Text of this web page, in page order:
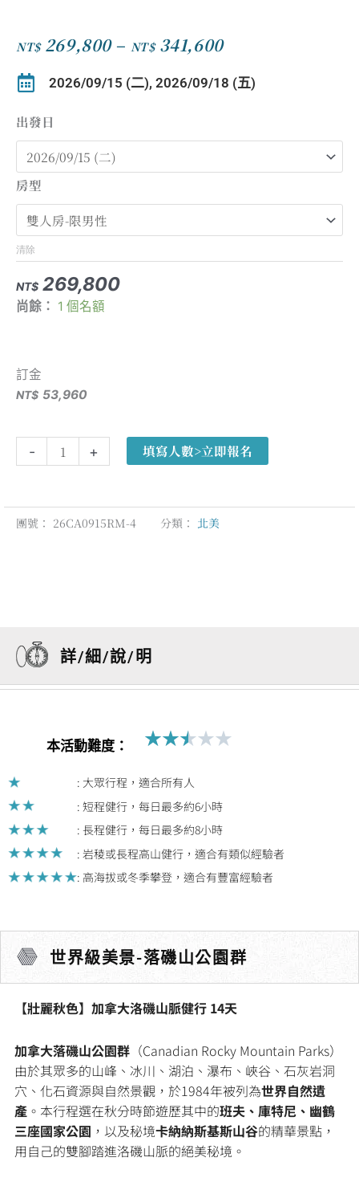
NT$ 269,800 – NT$ 341,600價
格
範
NT$269,800
NT$341,600
2026/09/15 (二), 2026/09/18 (五)
出發日
房型
清除
NT$ 269,800
尚餘： 1 個名額
訂金
NT$ 53,960
-
【壯
麗
秋
色】
加
拿
大
洛
磯
山
行
+ 填寫人數>立即報名
團號： 26CA0915RM-4 分類： 北美
詳/細/說/明
本活動難度： ★★★★★
: 大眾行程，適合所有人
: 短程健行，每日最多約6小時
: 長程健行，每日最多約8小時
: 岩稜或長程高山健行，適合有類似經驗者
: 高海拔或冬季攀登，適合有豐富經驗者
世界級美景-落磯山公園群
【壯麗秋色】加拿大洛磯山脈健行 14天
加拿大落磯山公園群 （Canadian Rocky Mountain Parks）
由於其眾多的山峰、冰川、湖泊、瀑布、峽谷、石灰岩洞
穴、化石資源與自然景觀，於1984年被列為世界自然遺
產 。本行程選在秋分時節遊歷其中的班夫、庫特尼、幽鶴
三座國家公園 ，以及秘境卡納納斯基斯山谷的精華景點，
用自己的雙腳踏進洛磯山脈的絕美秘境。